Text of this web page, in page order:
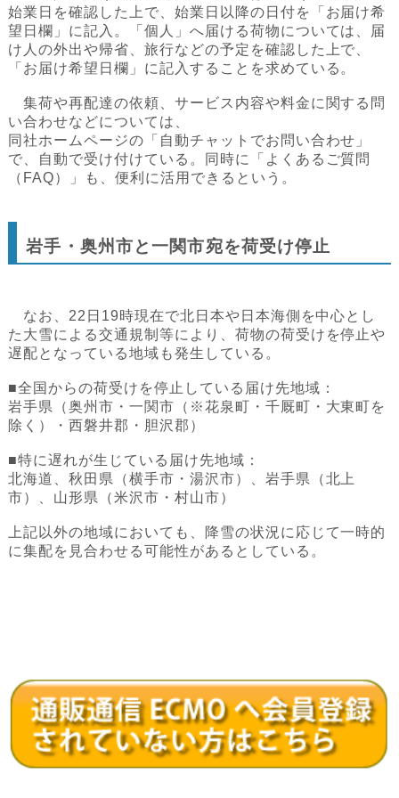
始業日を確認した上で、始業日以降の日付を「お届け希
望日欄」に記入。「個人」へ届ける荷物については、届
け人の外出や帰省、旅行などの予定を確認した上で、
「お届け希望日欄」に記入することを求めている。
集荷や再配達の依頼、サービス内容や料金に関する問
い合わせなどについては、
同社ホームページの「自動チャットでお問い合わせ」
で、自動で受け付けている。同時に「よくあるご質問
（FAQ）」も、便利に活用できるという。
岩手・奥州市と一関市宛を荷受け停止
なお、22日19時現在で北日本や日本海側を中心とし
た大雪による交通規制等により、荷物の荷受けを停止や
遅配となっている地域も発生している。
■全国からの荷受けを停止している届け先地域：
岩手県（奥州市・一関市（※花泉町・千厩町・大東町を
除く）・西磐井郡・胆沢郡）
■特に遅れが生じている届け先地域：
北海道、秋田県（横手市・湯沢市）、岩手県（北上
市）、山形県（米沢市・村山市）
上記以外の地域においても、降雪の状況に応じて一時的
に集配を見合わせる可能性があるとしている。